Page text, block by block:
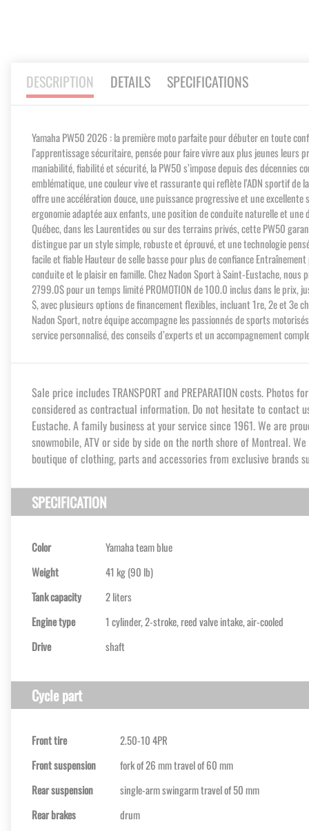
DESCRIPTION DETAILS SPECIFICATIONS
Yamaha PW50 2026 : la première moto parfaite pour débuter en toute
l’apprentissage sécuritaire, pensée pour faire vivre aux plus jeunes
maniabilité, fiabilité et sécurité, la PW50 s’impose depuis des décennies
emblématique, une couleur vive et rassurante qui reflète l’ADN sportif
offre une accélération douce, une puissance progressive et une
ergonomie adaptée aux enfants, une position de conduite naturelle et
Québec, dans les Laurentides ou sur des terrains privés, cette PW50
distingue par un style simple, robuste et éprouvé, et une technologie
facile et fiable Hauteur de selle basse pour plus de confiance
conduite et le plaisir en famille. Chez Nadon Sport à Saint-Eustache, nous
2799.0$ pour un temps limité PROMOTION de 100.0 inclus dans le
$, avec plusieurs options de financement flexibles, incluant 1re, 2e et 3e
Nadon Sport, notre équipe accompagne les passionnés de sports
service personnalisé, des conseils d’experts et un accompagnement
Sale price includes TRANSPORT and PREPARATION costs.
considered as contractual information. Do not hesitate to contact
Eustache. A family business at your service since 1961. We are
snowmobile, ATV or side by side on the north shore of Montreal.
boutique of clothing, parts and accessories from exclusive brands
SPECIFICATION
Color
Yamaha team blue
Weight
41 kg (90 lb)
Tank capacity
2 liters
Engine type
1 cylinder, 2-stroke, reed valve intake, air-cooled
Drive
shaft
Cycle part
Front tire
2.50-10 4PR
Front suspension
fork of 26 mm travel of 60 mm
Rear suspension
single-arm swingarm travel of 50 mm
Rear brakes
drum